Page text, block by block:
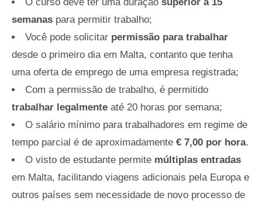
semanas para permitir trabalho;
Você pode solicitar permissão para trabalhar
desde o primeiro dia em Malta, contanto que tenha
uma oferta de emprego de uma empresa registrada;
Com a permissão de trabalho, é permitido
trabalhar legalmente até 20 horas por semana;
O salário mínimo para trabalhadores em regime de
tempo parcial é de aproximadamente € 7,00 por hora.
O visto de estudante permite múltiplas entradas
em Malta, facilitando viagens adicionais pela Europa e
outros países sem necessidade de novo processo de